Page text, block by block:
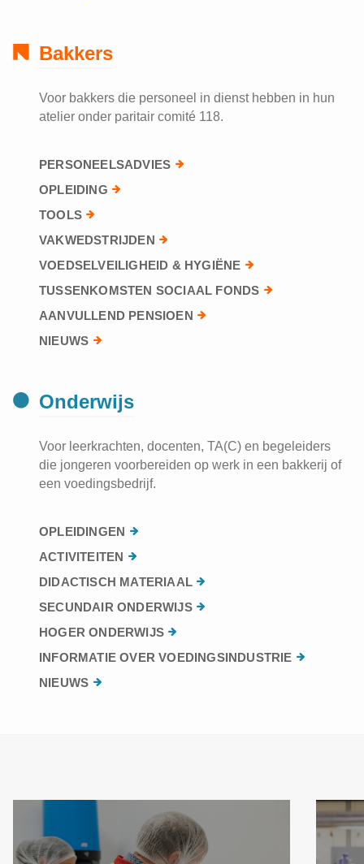
Bakkers
Voor bakkers die personeel in dienst hebben in hun
atelier onder paritair comité 118.
PERSONEELSADVIES
OPLEIDING
TOOLS
VAKWEDSTRIJDEN
VOEDSELVEILIGHEID & HYGIËNE
TUSSENKOMSTEN SOCIAAL FONDS
AANVULLEND PENSIOEN
NIEUWS
Onderwijs
Voor leerkrachten, docenten, TA(C) en begeleiders
die jongeren voorbereiden op werk in een bakkerij of
een voedingsbedrijf.
OPLEIDINGEN
ACTIVITEITEN
DIDACTISCH MATERIAAL
SECUNDAIR ONDERWIJS
HOGER ONDERWIJS
INFORMATIE OVER VOEDINGSINDUSTRIE
NIEUWS